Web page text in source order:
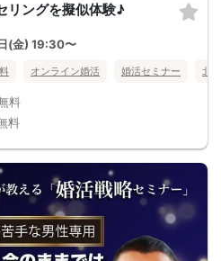
リングを擬似体験♪
(金) 19:30〜
オンライン婚活 婚活セミナー 北
料
料